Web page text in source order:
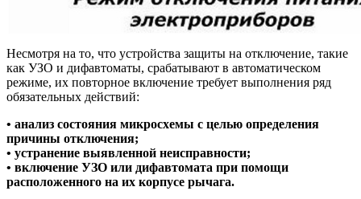
Несмотря на то, что устройства защиты на отключение, такие
как УЗО и дифавтоматы, срабатывают в автоматическом
режиме, их повторное включение требует выполнения ряд
обязательных действий:
• анализ состояния микросхемы с целью определения
причины отключения;
• устранение выявленной неисправности;
• включение УЗО или дифавтомата при помощи
расположенного на их корпусе рычага.